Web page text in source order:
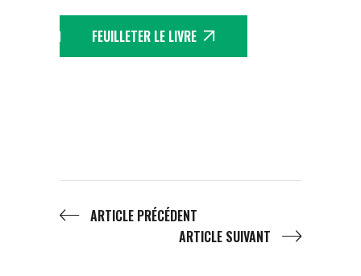
FEUILLETER LE LIVRE
ARTICLE PRÉCÉDENT
ARTICLE SUIVANT